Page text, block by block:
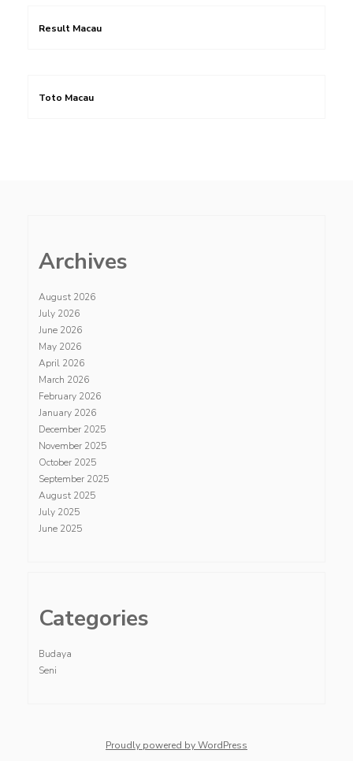
Result Macau
Toto Macau
Archives
August 2026
July 2026
June 2026
May 2026
April 2026
March 2026
February 2026
January 2026
December 2025
November 2025
October 2025
September 2025
August 2025
July 2025
June 2025
Categories
Budaya
Seni
Proudly powered by WordPress